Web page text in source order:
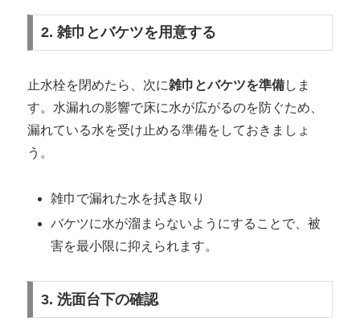
2. 雑巾とバケツを用意する
止水栓を閉めたら、次に雑巾とバケツを準備しま
す。水漏れの影響で床に水が広がるのを防ぐため、
漏れている水を受け止める準備をしておきましょ
う。
雑巾で漏れた水を拭き取り
バケツに水が溜まらないようにすることで、被
害を最小限に抑えられます。
3. 洗面台下の確認